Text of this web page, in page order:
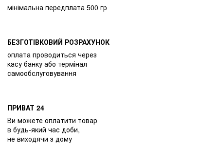
мінімальна передплата 500 гр
БЕЗГОТІВКОВИЙ РОЗРАХУНОК
оплата проводиться через
касу банку або термінал
самообслуговування
ПРИВАТ 24
Ви можете оплатити товар
в будь-який час доби,
не виходячи з дому